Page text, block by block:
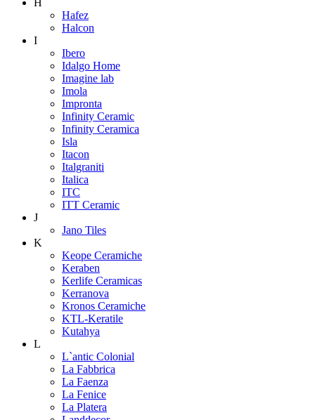
Hafez
Halcon
I
Ibero
Idalgo Home
Imagine lab
Imola
Impronta
Infinity Ceramic
Infinity Ceramica
Isla
Itacon
Italgraniti
Italica
ITC
ITT Ceramic
J
Jano Tiles
K
Keope Ceramiche
Keraben
Kerlife Ceramicas
Kerranova
Kronos Ceramiche
KTL-Keratile
Kutahya
L
L`antic Colonial
La Fabbrica
La Faenza
La Fenice
La Platera